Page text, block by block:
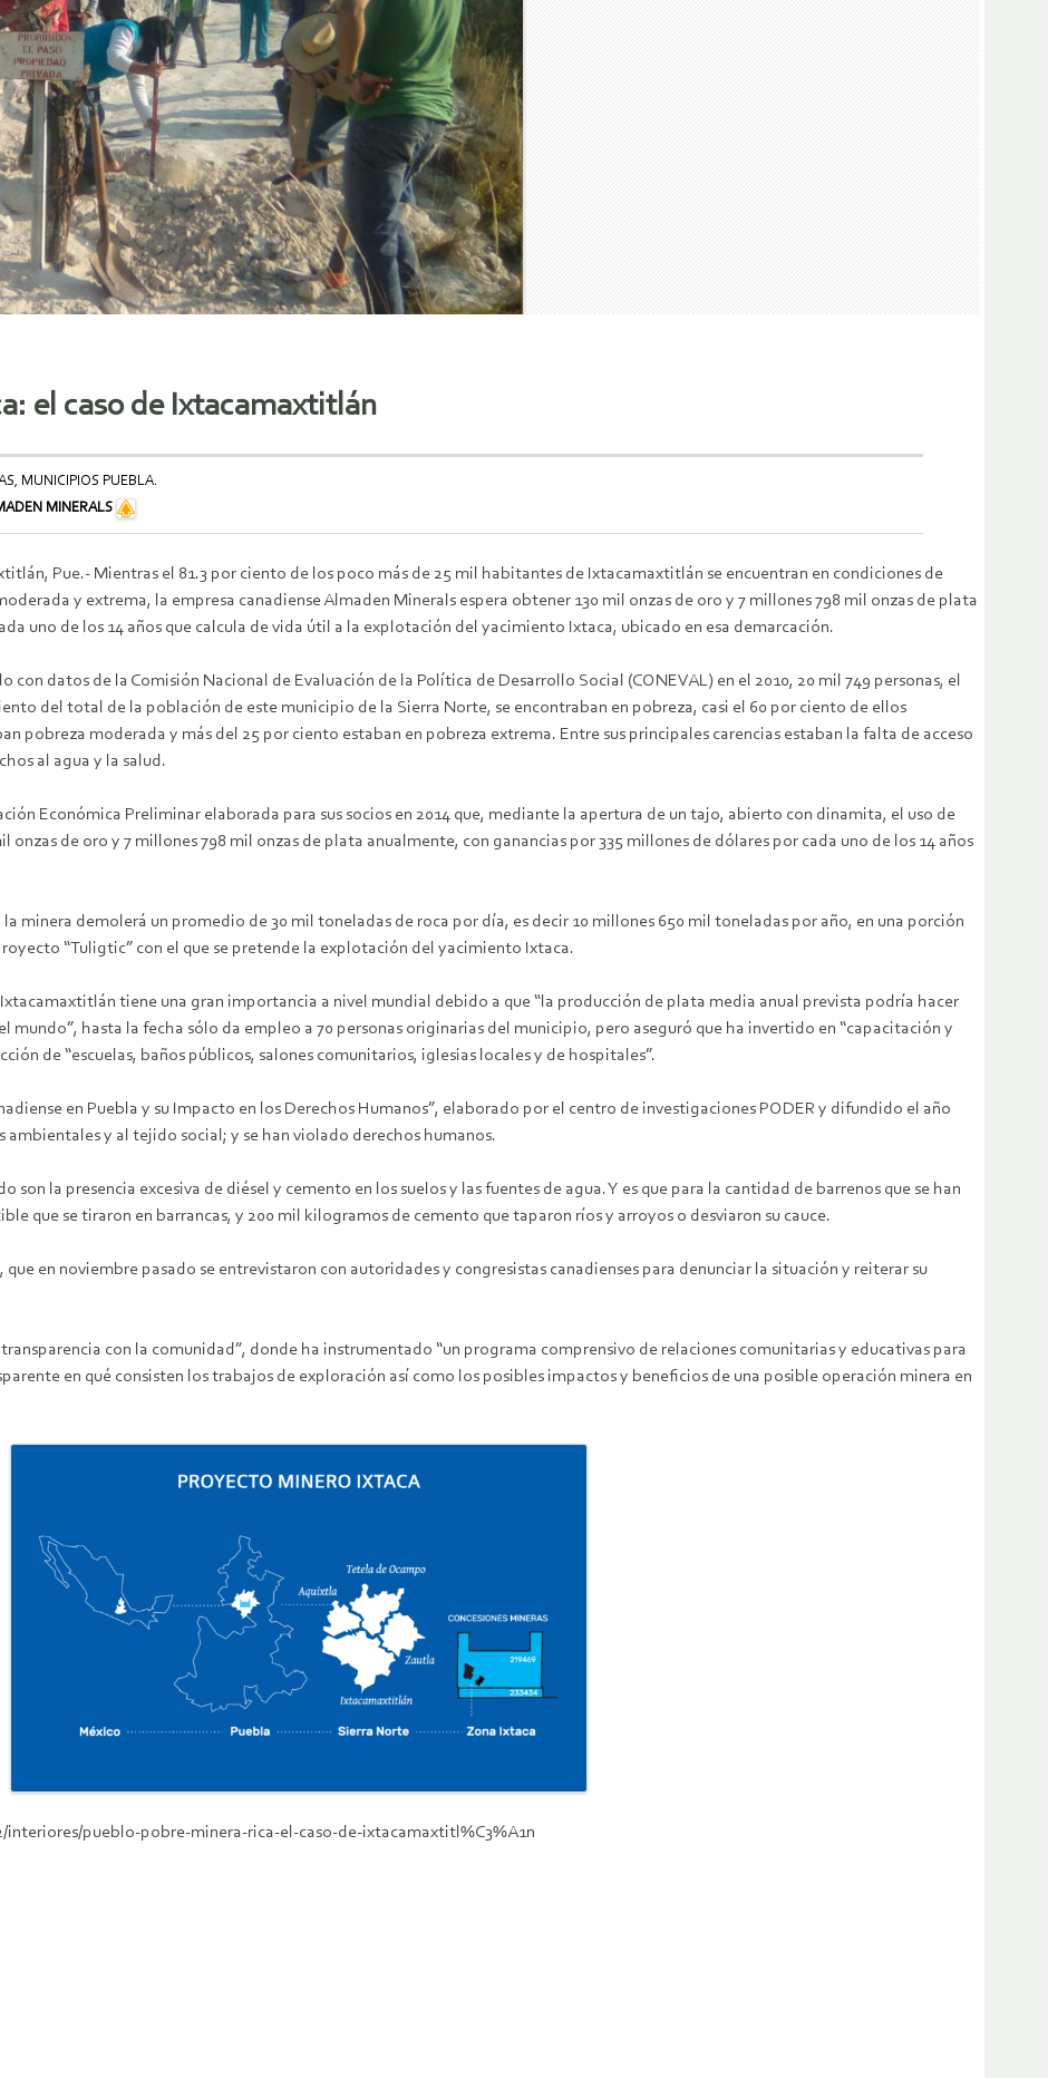
el caso de Ixtacamaxtitlán
MUNICIPIOS PUEBLA.
MINERALS
Pue.- Mientras el 81.3 por ciento de los poco más de 25 mil habitantes de Ixtacamaxtitlán se encuentran en condiciones de
y extrema, la empresa canadiense Almaden Minerals espera obtener 130 mil onzas de oro y 7 millones 798 mil onzas de plata
uno de los 14 años que calcula de vida útil a la explotación del yacimiento Ixtaca, ubicado en esa demarcación.
con datos de la Comisión Nacional de Evaluación de la Política de Desarrollo Social (CONEVAL) en el 2010, 20 mil 749 personas, el
del total de la población de este municipio de la Sierra Norte, se encontraban en pobreza, casi el 60 por ciento de ellos
pobreza moderada y más del 25 por ciento estaban en pobreza extrema. Entre sus principales carencias estaban la falta de acceso
al agua y la salud.
Económica Preliminar elaborada para sus socios en 2014 que, mediante la apertura de un tajo, abierto con dinamita, el uso de
de oro y 7 millones 798 mil onzas de plata anualmente, con ganancias por 335 millones de dólares por cada uno de los 14 años
minera demolerá un promedio de 30 mil toneladas de roca por día, es decir 10 millones 650 mil toneladas por año, en una porción
“Tuligtic” con el que se pretende la explotación del yacimiento Ixtaca.
tiene una gran importancia a nivel mundial debido a que “la producción de plata media anual prevista podría hacer
mundo”, hasta la fecha sólo da empleo a 70 personas originarias del municipio, pero aseguró que ha invertido en “capacitación y
de “escuelas, baños públicos, salones comunitarios, iglesias locales y de hospitales”.
en Puebla y su Impacto en los Derechos Humanos”, elaborado por el centro de investigaciones PODER y difundido el año
ambientales y al tejido social; y se han violado derechos humanos.
son la presencia excesiva de diésel y cemento en los suelos y las fuentes de agua. Y es que para la cantidad de barrenos que se han
que se tiraron en barrancas, y 200 mil kilogramos de cemento que taparon ríos y arroyos o desviaron su cauce.
en noviembre pasado se entrevistaron con autoridades y congresistas canadienses para denunciar la situación y reiterar su
con la comunidad”, donde ha instrumentado “un programa comprensivo de relaciones comunitarias y educativas para
en qué consisten los trabajos de exploración así como los posibles impactos y beneficios de una posible operación minera en
pueblo-pobre-minera-rica-el-caso-de-ixtacamaxtitl%C3%A1n